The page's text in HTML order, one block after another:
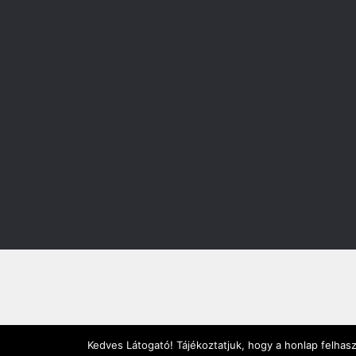
Kedves Látogató! Tájékoztatjuk, hogy a honlap